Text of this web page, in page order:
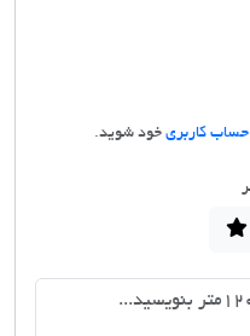
حساب کاربری خود شوید.